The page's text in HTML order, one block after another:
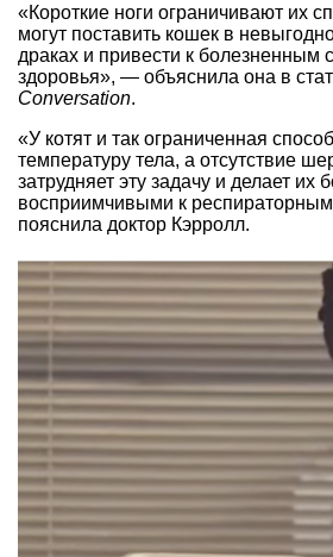
«Короткие ноги ограничивают их
могут поставить кошек в
драках и привести к болезненным
здоровья», — объяснила она в
Conversation.
«У котят и так ограниченная
температуру тела, а отсутствие
затрудняет эту задачу и делает их
восприимчивыми к
пояснила доктор Кэрролл.